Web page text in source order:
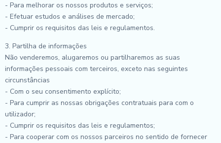
- Para melhorar os nossos produtos e serviços;
- Efetuar estudos e análises de mercado;
- Cumprir os requisitos das leis e regulamentos.
3. Partilha de informações
Não venderemos, alugaremos ou partilharemos as suas
informações pessoais com terceiros, exceto nas seguintes
circunstâncias
- Com o seu consentimento explícito;
- Para cumprir as nossas obrigações contratuais para com o
utilizador;
- Cumprir os requisitos das leis e regulamentos;
- Para cooperar com os nossos parceiros no sentido de fornecer